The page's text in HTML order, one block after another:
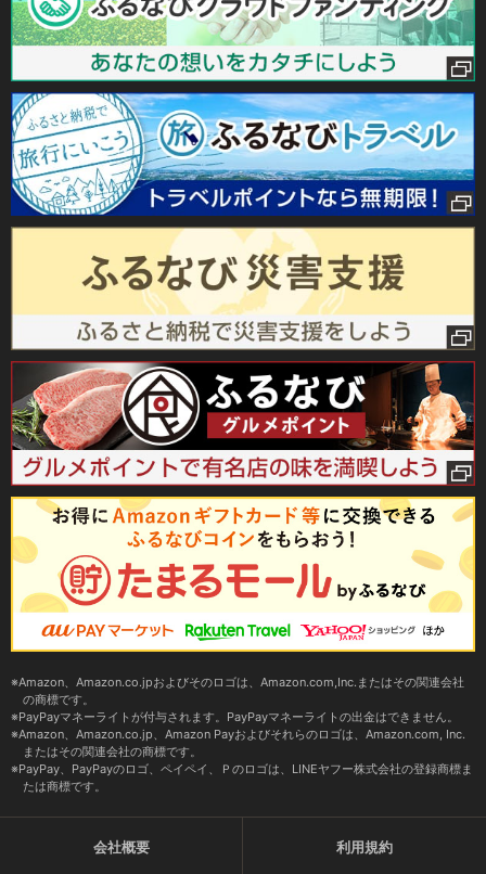
Amazon、Amazon.co.jpおよびそのロゴは、Amazon.com,Inc.またはその関連会社
の商標です。
PayPayマネーライトが付与されます。PayPayマネーライトの出金はできません。
Amazon、Amazon.co.jp、Amazon Payおよびそれらのロゴは、Amazon.com, Inc.
またはその関連会社の商標です。
PayPay、PayPayのロゴ、ペイペイ、Ｐのロゴは、LINEヤフー株式会社の登録商標ま
たは商標です。
会社概要 利用規約